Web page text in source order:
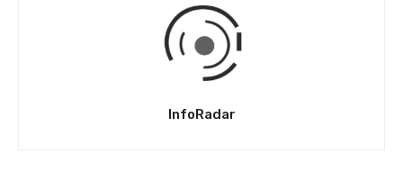
InfoRadar